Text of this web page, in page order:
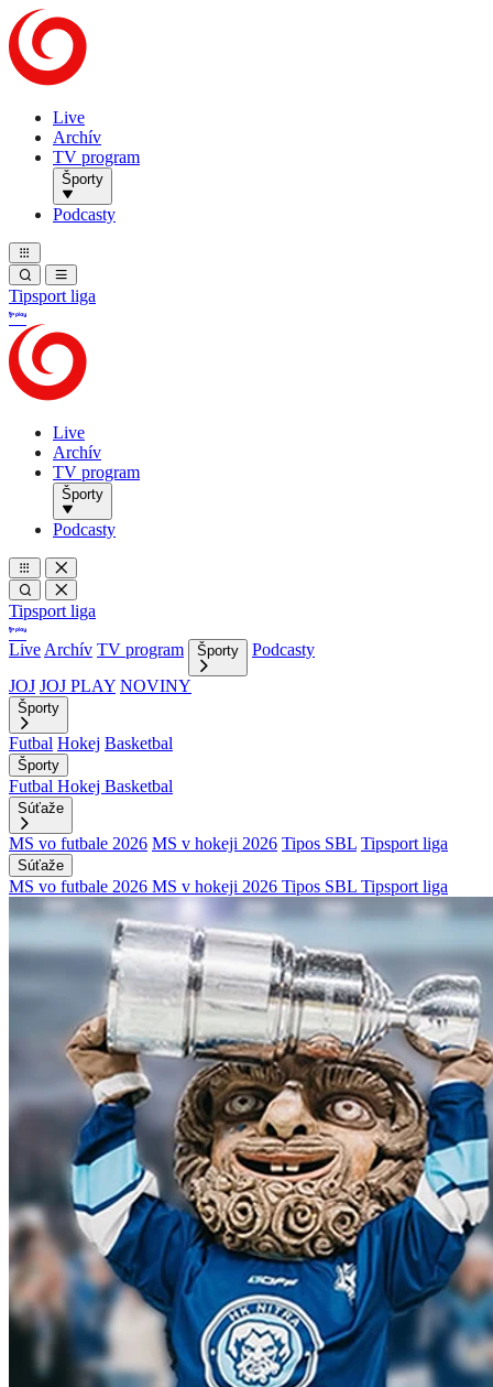
Live
Archív
TV program
Športy
Podcasty
Tipsport liga
Live
Archív
TV program
Športy
Podcasty
Tipsport liga
Live Archív TV program Športy
Podcasty
JOJ JOJ PLAY NOVINY
Športy
Futbal Hokej Basketbal
Športy
Futbal Hokej Basketbal
Súťaže
MS vo futbale 2026 MS v hokeji 2026 Tipos SBL Tipsport liga
Súťaže
MS vo futbale 2026 MS v hokeji 2026 Tipos SBL Tipsport liga